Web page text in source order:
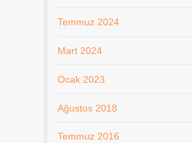
Temmuz 2024
Mart 2024
Ocak 2023
Ağustos 2018
Temmuz 2016